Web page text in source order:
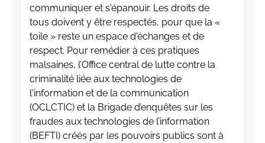
communiquer et s'épanouir. Les droits de
tous doivent y être respectés, pour que la «
toile » reste un espace d'échanges et de
respect. Pour remédier à ces pratiques
malsaines, l’Office central de lutte contre la
criminalité liée aux technologies de
l'information et de la communication
(OCLCTIC) et la Brigade d’enquêtes sur les
fraudes aux technologies de l’information
(BEFTI) créés par les pouvoirs publics sont à